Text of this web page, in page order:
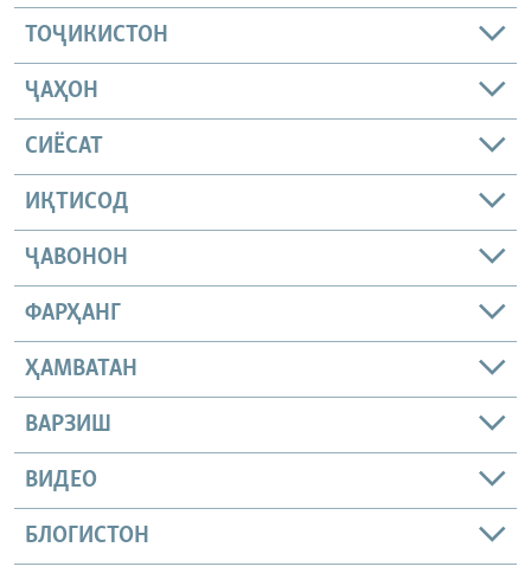
ТОҶИКИСТОН
ҶАҲОН
СИЁСАТ
ИҚТИСОД
ҶАВОНОН
ФАРҲАНГ
ҲАМВАТАН
ВАРЗИШ
ВИДЕО
БЛОГИСТОН